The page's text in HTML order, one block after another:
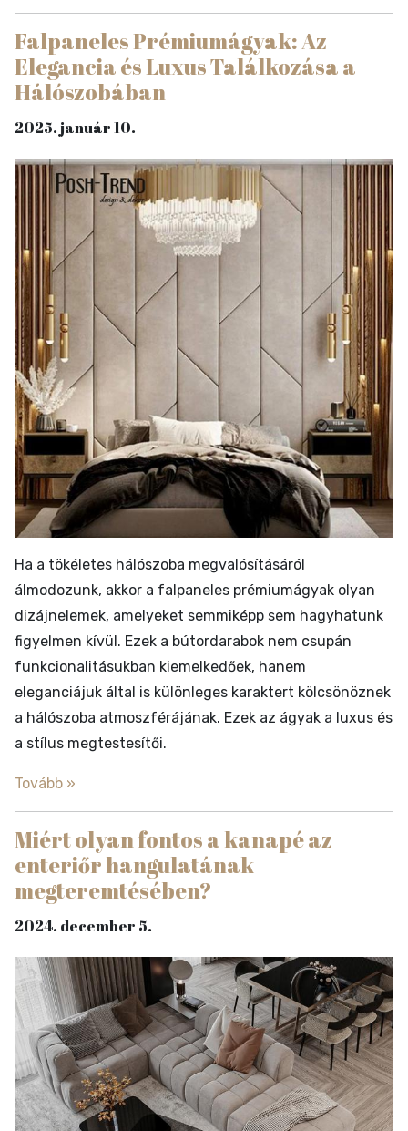
Falpaneles Prémiumágyak: Az
Elegancia és Luxus Találkozása a
Hálószobában
2025. január 10.
Ha a tökéletes hálószoba megvalósításáról
álmodozunk, akkor a falpaneles prémiumágyak olyan
dizájnelemek, amelyeket semmiképp sem hagyhatunk
figyelmen kívül. Ezek a bútordarabok nem csupán
funkcionalitásukban kiemelkedőek, hanem
eleganciájuk által is különleges karaktert kölcsönöznek
a hálószoba atmoszférájának. Ezek az ágyak a luxus és
a stílus megtestesítői.
Tovább »
Miért olyan fontos a kanapé az
enteriőr hangulatának
megteremtésében?
2024. december 5.